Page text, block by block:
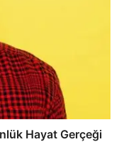
Hayat Gerçeği